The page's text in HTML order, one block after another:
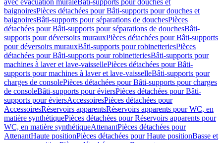
avec évacuation muraleBâti-supports pour douches et
baignoiresPièces détachées pour Bâti-supports pour douches et
baignoiresBâti-supports pour séparations de douchesPièces
détachées pour Bâti-supports pour séparations de douchesBâti-
supports pour déversoirs murauxPièces détachées pour Bâti-supports
pour déversoirs murauxBâti-supports pour robinetteriesPièces
détachées pour Bâti-supports pour robinetteriesBâti-supports pour
machines à laver et lave-vaissellePièces détachées pour Bâti-
supports pour machines à laver et lave-vaisselleBâti-supports pour
charges de consolePièces détachées pour Bâti-supports pour charges
de consoleBâti-supports pour éviersPièces détachées pour Bâti-
supports pour éviersAccessoiresPièces détachées pour
AccessoiresRéservoirs apparentsRéservoirs apparents pour WC, en
matière synthétiquePièces détachées pour Réservoirs apparents pour
WC, en matière synthétiqueAttenantPièces détachées pour
AttenantHaute positionPièces détachées pour Haute positionBasse et